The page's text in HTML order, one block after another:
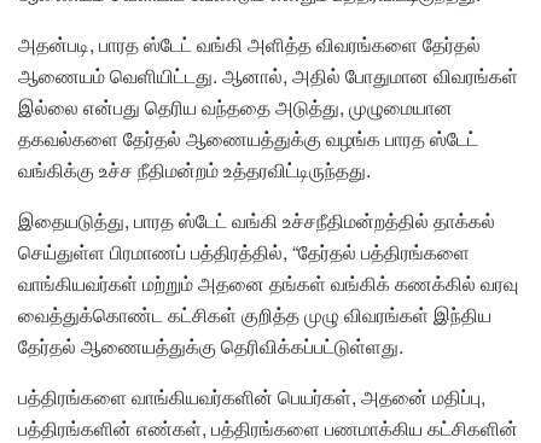
அதன்படி, பாரத ஸ்டேட் வங்கி அளித்த விவரங்களை தேர்தல்
ஆணையம் வெளியிட்டது. ஆனால், அதில் போதுமான விவரங்கள்
இல்லை என்பது தெரிய வந்ததை அடுத்து, முழுமையான
தகவல்களை தேர்தல் ஆணையத்துக்கு வழங்க பாரத ஸ்டேட்
வங்கிக்கு உச்ச நீதிமன்றம் உத்தரவிட்டிருந்தது.
இதையடுத்து, பாரத ஸ்டேட் வங்கி உச்சநீதிமன்றத்தில் தாக்கல்
செய்துள்ள பிரமாணப் பத்திரத்தில், “தேர்தல் பத்திரங்களை
வாங்கியவர்கள் மற்றும் அதனை தங்கள் வங்கிக் கணக்கில் வரவு
வைத்துக்கொண்ட கட்சிகள் குறித்த முழு விவரங்கள் இந்திய
தேர்தல் ஆணையத்துக்கு தெரிவிக்கப்பட்டுள்ளது.
பத்திரங்களை வாங்கியவர்களின் பெயர்கள், அதனை் மதிப்பு,
பத்திரங்களின் எண்கள், பத்திரங்களை பணமாக்கிய கட்சிகளின்